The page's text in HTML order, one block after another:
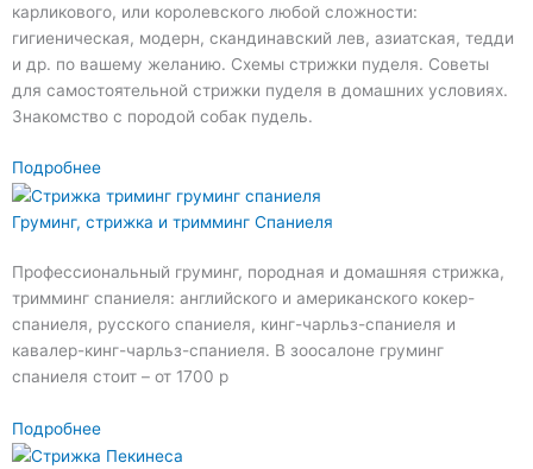
карликового, или королевского любой сложности:
гигиеническая, модерн, скандинавский лев, азиатская, тедди
и др. по вашему желанию. Схемы стрижки пуделя. Советы
для самостоятельной стрижки пуделя в домашних условиях.
Знакомство с породой собак пудель.
Подробнее
Груминг, стрижка и тримминг Спаниеля
Профессиональный груминг, породная и домашняя стрижка,
тримминг спаниеля: английского и американского кокер-
спаниеля, русского спаниеля, кинг-чарльз-спаниеля и
кавалер-кинг-чарльз-спаниеля. В зоосалоне груминг
спаниеля стоит – от 1700 р
Подробнее